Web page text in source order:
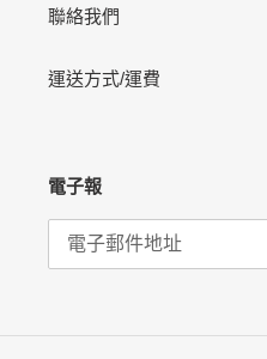
聯絡我們
運送方式/運費
電子報